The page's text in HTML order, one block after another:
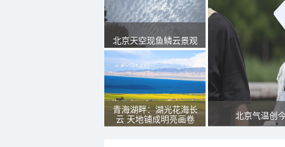
北京天空现鱼鳞云景观
青海湖畔：湖光花海长
云 天地铺成明亮画卷
北京气温创